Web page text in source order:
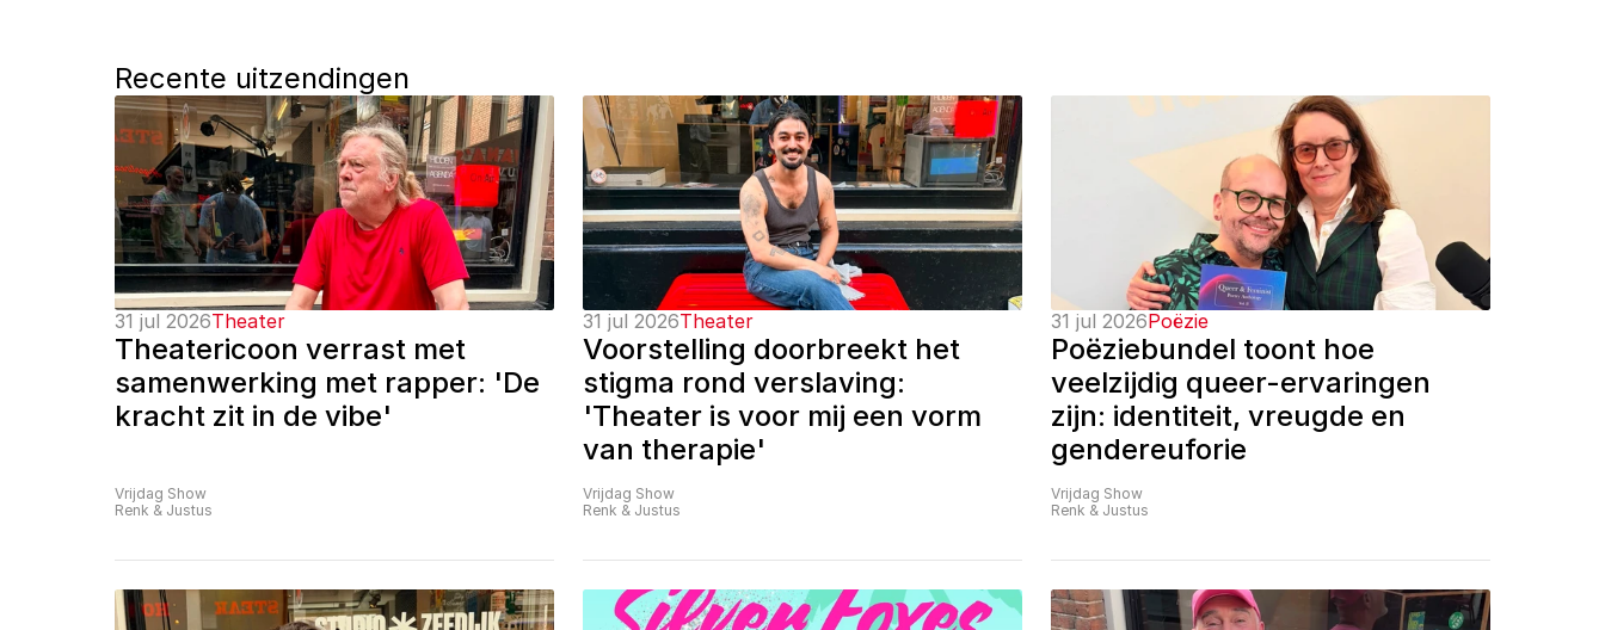
Recente uitzendingen
31 jul 2026Theater
Theatericoon verrast met
samenwerking met rapper: 'De
kracht zit in de vibe'
Vrijdag Show
Renk & Justus
31 jul 2026Theater
Voorstelling doorbreekt het
stigma rond verslaving:
'Theater is voor mij een vorm
van therapie'
Vrijdag Show
Renk & Justus
31 jul 2026Poëzie
Poëziebundel toont hoe
veelzijdig queer-ervaringen
zijn: identiteit, vreugde en
gendereuforie
Vrijdag Show
Renk & Justus